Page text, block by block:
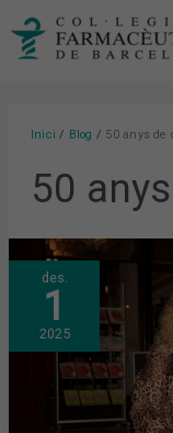
Inici Blog 50 anys de
50
des.
1
2025
“LA
FARMÀCIA
ÉS
PRIMERA
PORTA
DE
SALUT
ON
LA
GENT
TRUCA